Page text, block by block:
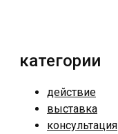
категории
действие
выставка
консультация